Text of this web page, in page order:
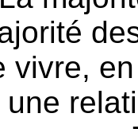
vivre,
une